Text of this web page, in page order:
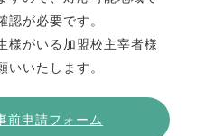
認が必要です。
様がいる加盟校主宰者様
いいたします。
前申請フォーム